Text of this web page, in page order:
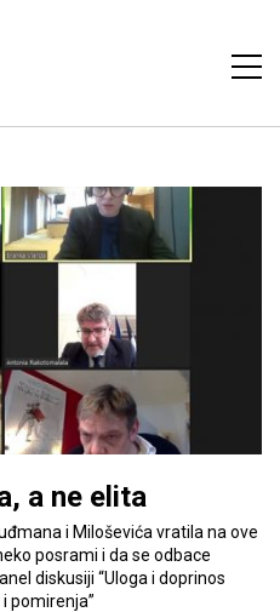
a ne elita
i Miloševića vratila na ove
posrami i da se odbace
diskusiji “Uloga i doprinos
pomirenja”